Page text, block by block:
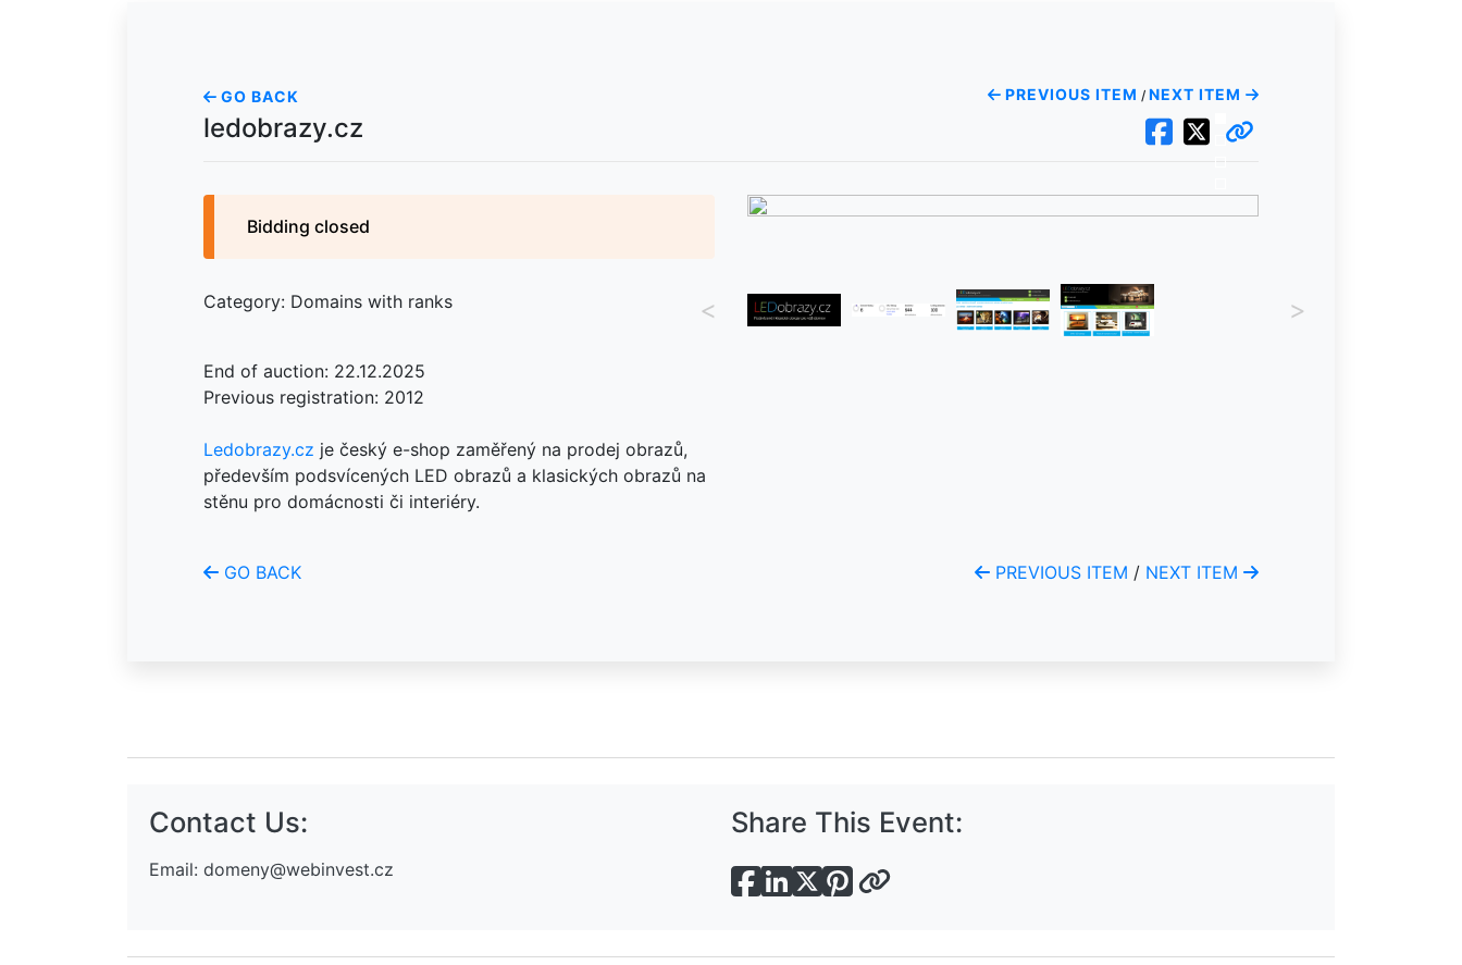
GO BACK PREVIOUS ITEM / NEXT ITEM
ledobrazy.cz
Bidding closed
Category: Domains with ranks
End of auction: 22.12.2025
Previous registration: 2012
Ledobrazy.cz je český e-shop zaměřený na prodej obrazů,
především podsvícených LED obrazů a klasických obrazů na
stěnu pro domácnosti či interiéry.
< >
GO BACK PREVIOUS ITEM / NEXT ITEM
Contact Us:
Email: domeny@webinvest.cz
Share This Event: